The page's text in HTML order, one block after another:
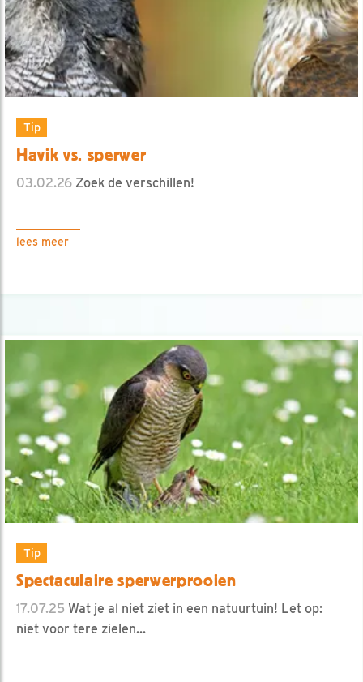
Tip
Havik vs. sperwer
03.02.26 Zoek de verschillen!
lees meer
Tip
Spectaculaire sperwerprooien
17.07.25 Wat je al niet ziet in een natuurtuin! Let op:
niet voor tere zielen...